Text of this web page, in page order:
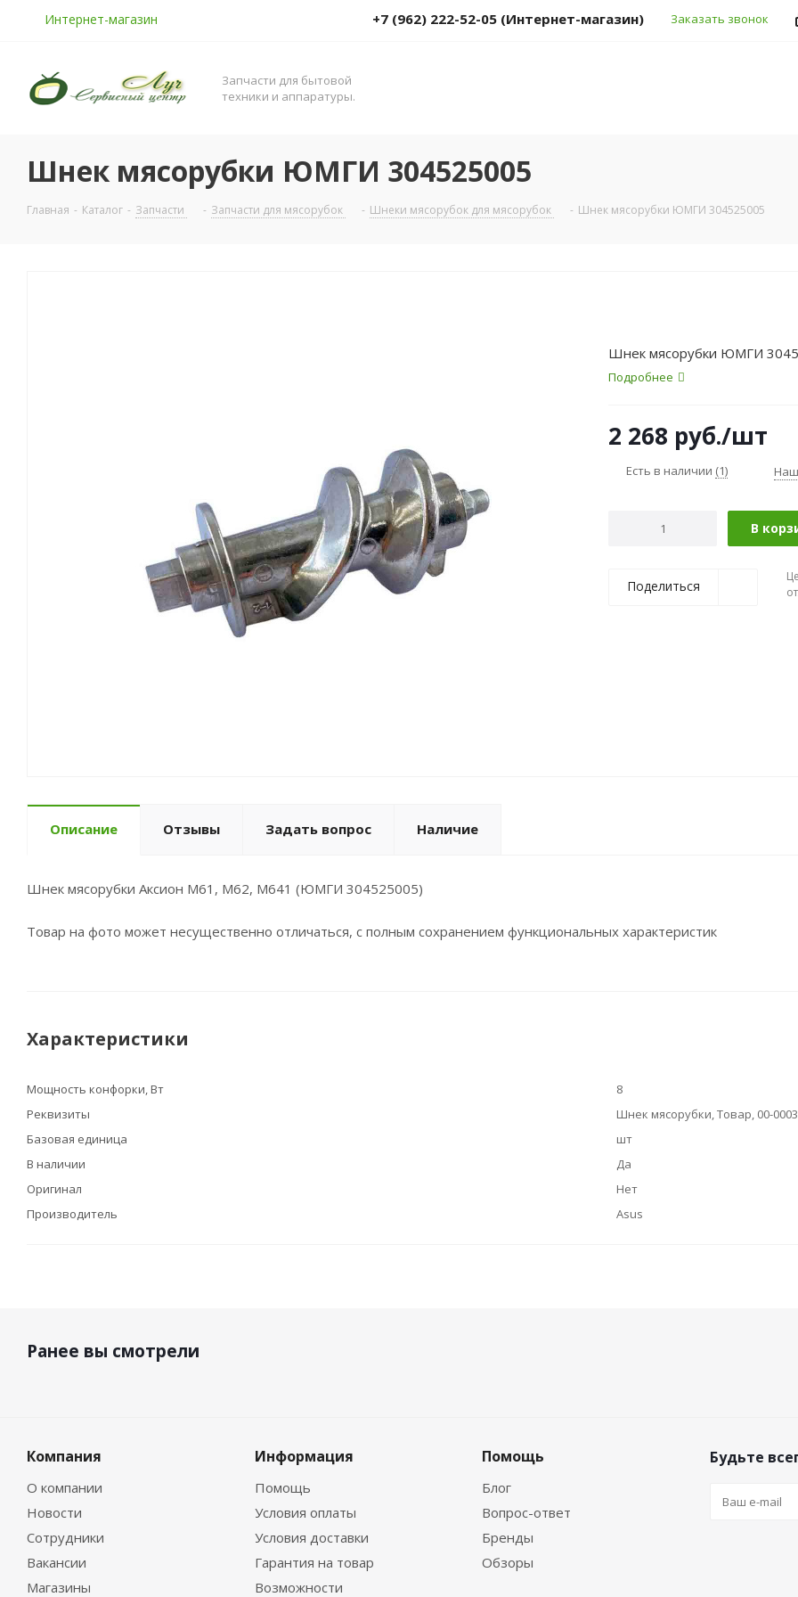
Интернет-магазин +7 (962) 222-52-05 (Интернет-магазин) Заказать звонок
Запчасти для бытовой
техники и аппаратуры.
Шнек мясорубки ЮМГИ 304525005
Главная - Каталог - Запчасти - Запчасти для мясорубок - Шнеки мясорубок для мясорубок - Шнек мясорубки ЮМГИ 304525005
Шнек мясорубки ЮМГИ
Подробнее
2 268 руб./шт
Есть в наличии (1)
В
Поделиться
Описание Отзывы Задать вопрос Наличие
Шнек мясорубки Аксион М61, М62, М641 (ЮМГИ 304525005)
Товар на фото может несущественно отличаться, с полным сохранением функциональных характеристик
Характеристики
Мощность конфорки, Вт
8
Реквизиты
Шнек мясорубки, Товар, 00-
Базовая единица
шт
В наличии
Да
Оригинал
Нет
Производитель
Asus
Ранее вы смотрели
Компания
О компании
Новости
Сотрудники
Вакансии
Магазины
Информация
Помощь
Условия оплаты
Условия доставки
Гарантия на товар
Возможности
Помощь
Блог
Вопрос-ответ
Бренды
Обзоры
Будьте